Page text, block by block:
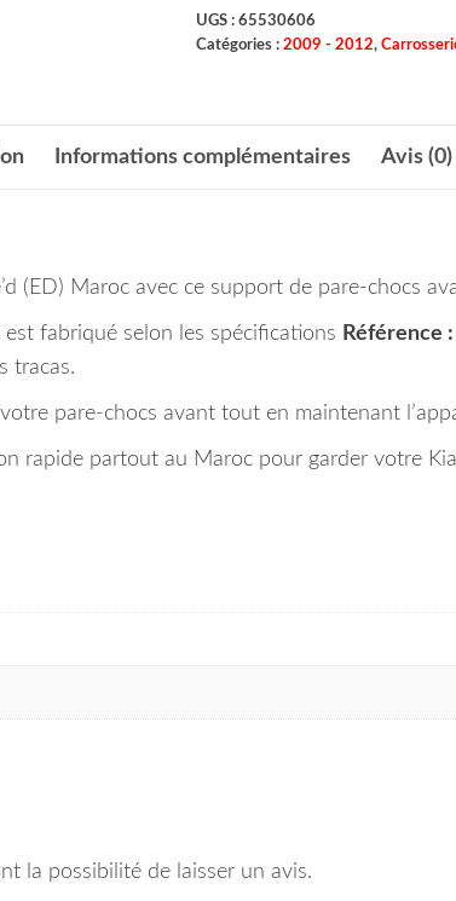
UGS : 65530606
Catégories : 2009 - 2012,
Informations complémentaires Avis (0)
(ED) Maroc avec ce support de pare-chocs
fabriqué selon les spécifications Référence
tracas.
pare-chocs avant tout en maintenant
rapide partout au Maroc pour garder votre
la possibilité de laisser un avis.